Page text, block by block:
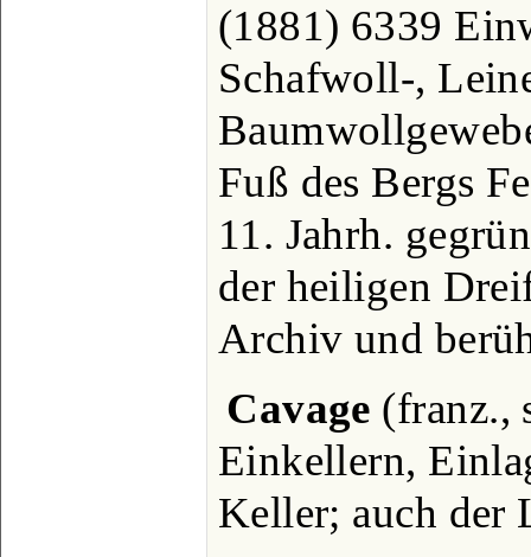
(1881) 6339
Schafwoll-,
Fuß des Bergs
11. Jahrh.
der heiligen
Archiv und
Cavage (franz.,
Einkellern,
Keller; auch der